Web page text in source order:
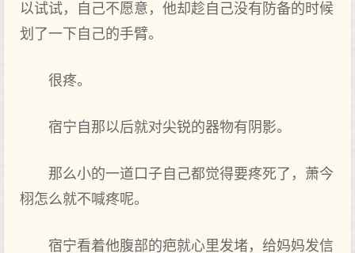
以试试，自己不愿意，他却趁自己没有防备的时候
划了一下自己的手臂。
很疼。
宿宁自那‌以后就‌对尖锐的器物有阴影。
那‌么‌小的一道口子自己都觉得要疼死了，萧今
栩怎么‌就‌不喊疼呢。
宿宁看着他腹部‌的疤就‌心里发‌堵，给妈妈发‌信